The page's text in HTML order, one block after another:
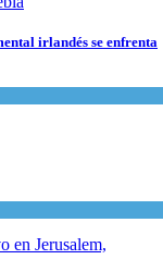
irlandés se enfrenta